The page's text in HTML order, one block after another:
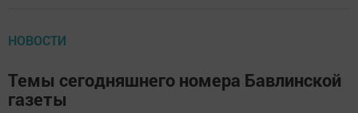
НОВОСТИ
Темы сегодняшнего номера Бавлинской
газеты